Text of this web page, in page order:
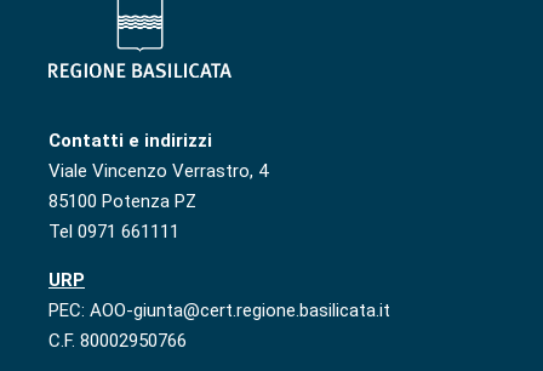
Contatti e indirizzi
Viale Vincenzo Verrastro, 4
85100 Potenza PZ
Tel 0971 661111
URP
PEC: AOO-giunta@cert.regione.basilicata.it
C.F. 80002950766